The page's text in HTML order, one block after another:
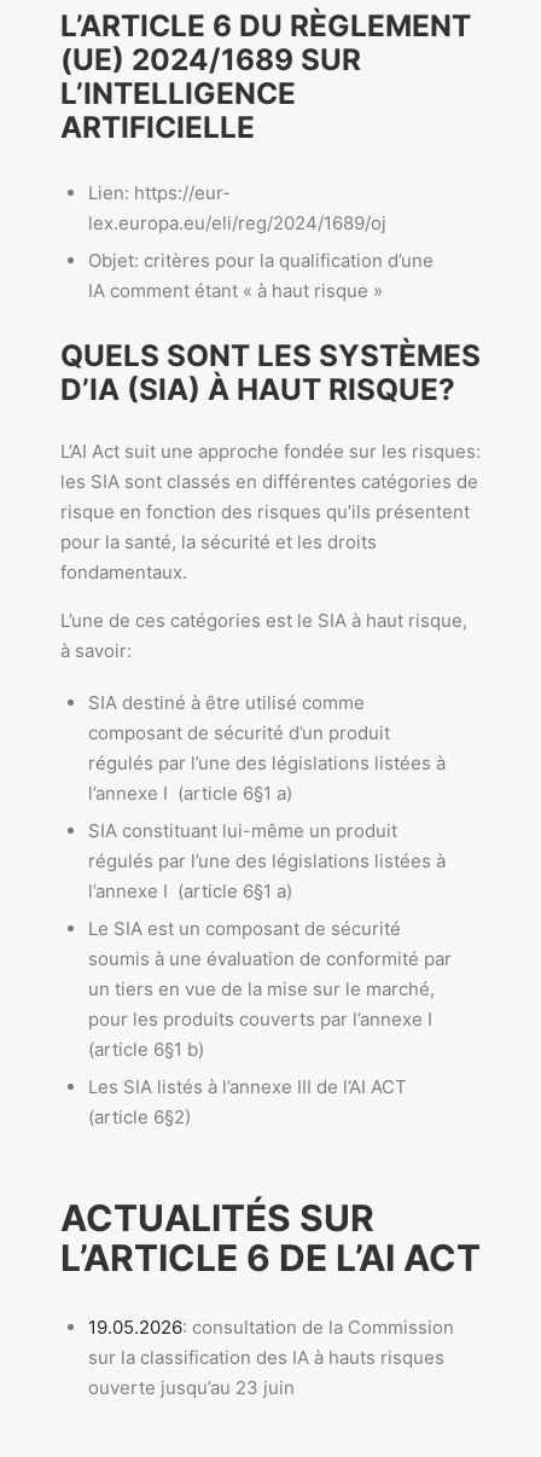
L’ARTICLE 6 DU RÈGLEMENT
(UE) 2024/1689 SUR
L’INTELLIGENCE
ARTIFICIELLE
Lien: https://eur-
lex.europa.eu/eli/reg/2024/1689/oj
Objet: critères pour la qualification d’une
IA comment étant « à haut risque »
QUELS SONT LES SYSTÈMES
D’IA (SIA) À HAUT RISQUE?
L’AI Act suit une approche fondée sur les risques:
les SIA sont classés en différentes catégories de
risque en fonction des risques qu’ils présentent
pour la santé, la sécurité et les droits
fondamentaux.
L’une de ces catégories est le SIA à haut risque,
à savoir:
SIA destiné à être utilisé comme
composant de sécurité d’un produit
régulés par l’une des législations listées à
l’annexe I (article 6§1 a)
SIA constituant lui-même un produit
régulés par l’une des législations listées à
l’annexe I (article 6§1 a)
Le SIA est un composant de sécurité
soumis à une évaluation de conformité par
un tiers en vue de la mise sur le marché,
pour les produits couverts par l’annexe I
(article 6§1 b)
Les SIA listés à l’annexe III de l’AI ACT
(article 6§2)
ACTUALITÉS SUR
L’ARTICLE 6 DE L’AI ACT
19.05.2026: consultation de la Commission
sur la classification des IA à hauts risques
ouverte jusqu’au 23 juin